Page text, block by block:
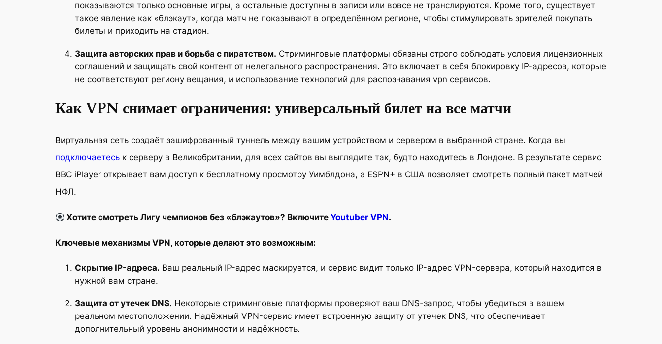
показываются только основные игры, а остальные доступны в записи или вовсе не транслируются. Кроме того, существует
такое явление как «блэкаут», когда матч не показывают в определённом регионе, чтобы стимулировать зрителей покупать
билеты и приходить на стадион.
Защита авторских прав и борьба с пиратством. Стриминговые платформы обязаны строго соблюдать условия лицензионных
соглашений и защищать свой контент от нелегального распространения. Это включает в себя блокировку IP-адресов, которые
не соответствуют региону вещания, и использование технологий для распознавания vpn сервисов.
Как VPN снимает ограничения: универсальный билет на все матчи
Виртуальная сеть создаёт зашифрованный туннель между вашим устройством и сервером в выбранной стране. Когда вы
подключаетесь к серверу в Великобритании, для всех сайтов вы выглядите так, будто находитесь в Лондоне. В результате сервис
BBC iPlayer открывает вам доступ к бесплатному просмотру Уимблдона, а ESPN+ в США позволяет смотреть полный пакет матчей
НФЛ.
Хотите смотреть Лигу чемпионов без «блэкаутов»? ВключитеYoutuber VPN.
Ключевые механизмы VPN, которые делают это возможным:
Скрытие IP-адреса. Ваш реальный IP-адрес маскируется, и сервис видит только IP-адрес VPN-сервера, который находится в
нужной вам стране.
Защита от утечек DNS. Некоторые стриминговые платформы проверяют ваш DNS-запрос, чтобы убедиться в вашем
реальном местоположении. Надёжный VPN-сервис имеет встроенную защиту от утечек DNS, что обеспечивает
дополнительный уровень анонимности и надёжность.